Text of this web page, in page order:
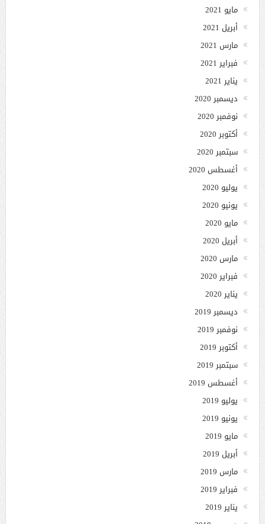
مايو 2021
أبريل 2021
مارس 2021
فبراير 2021
يناير 2021
ديسمبر 2020
نوفمبر 2020
أكتوبر 2020
سبتمبر 2020
أغسطس 2020
يوليو 2020
يونيو 2020
مايو 2020
أبريل 2020
مارس 2020
فبراير 2020
يناير 2020
ديسمبر 2019
نوفمبر 2019
أكتوبر 2019
سبتمبر 2019
أغسطس 2019
يوليو 2019
يونيو 2019
مايو 2019
أبريل 2019
مارس 2019
فبراير 2019
يناير 2019